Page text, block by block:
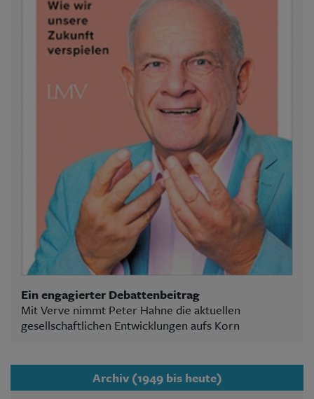
Ein engagierter Debattenbeitrag
Mit Verve nimmt Peter Hahne die aktuellen
gesellschaftlichen Entwicklungen aufs Korn
Archiv (1949 bis heute)